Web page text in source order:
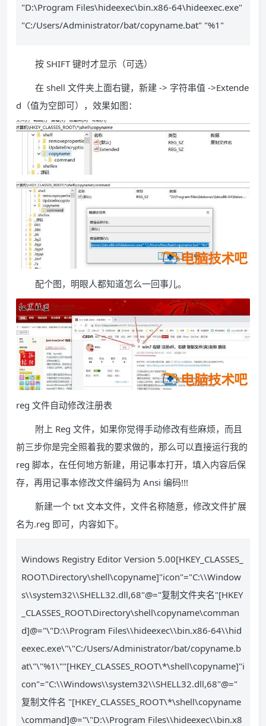
"D:\Program Files\hideexec\bin.x86-64\hideexec.exe"
"C:/Users/Administrator/bat/copyname.bat" "%1"
按 SHIFT 键时才显示（可选）
在 shell 文件夹上面右键，新建 -> 字符串值 ->Extende
d（值为空即可），效果如图：
配个图，明眼人都知道怎么一回事儿。
reg 文件自动修改注册表
附上 Reg 文件，如果你觉得手动修改有些麻烦，而且
前三步你是完全照着我的要求做的，那么可以直接运行我的
reg 脚本，在任何地方新建，用记事本打开，填入内容后保
存，再用记事本修改文件编码为 Ansi 编码!!!
新建一个 txt 文本文件，文件名称随意，修改文件扩展
名为.reg 即可，内容如下。
Windows Registry Editor Version 5.00[HKEY_CLASSES_
ROOT\Directory\shell\copyname]"icon"="C:\\Window
s\\system32\\SHELL32.dll,68"@="复制文件夹名"[HKEY
_CLASSES_ROOT\Directory\shell\copyname\comman
d]@="\"D:\\Program Files\\hideexec\\bin.x86-64\\hid
eexec.exe\"\"C:/Users/Administrator/bat/copyname.b
at\"\"%1\""[HKEY_CLASSES_ROOT\*\shell\copyname]"i
con"="C:\\Windows\\system32\\SHELL32.dll,68"@="
复制文件名 "[HKEY_CLASSES_ROOT\*\shell\copyname
\command]@="\"D:\\Program Files\\hideexec\\bin.x8